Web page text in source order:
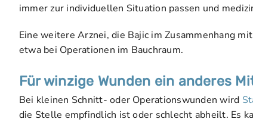
immer zur individuellen Situation passen und
Eine weitere Arznei, die Bajic im Zusammenhang
etwa bei Operationen im Bauchraum.
Für winzige Wunden ein anderes
Bei kleinen Schnitt- oder Operationswunden wird
die Stelle empfindlich ist oder schlecht abheilt. Es